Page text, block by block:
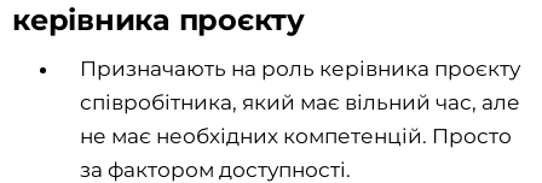
керівника проєкту
Призначають на роль керівника проєкту
співробітника, який має вільний час, але
не має необхідних компетенцій. Просто
за фактором доступності.